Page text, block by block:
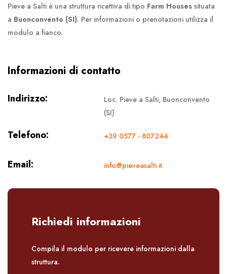
Pieve a Salti è una struttura ricettiva di tipo Farm Houses situata
a Buonconvento (SI). Per informazioni o prenotazioni utilizza il
modulo a fianco.
Informazioni di contatto
Indirizzo:
Loc. Pieve a Salti, Buonconvento
(SI)
Telefono: +39 0577 - 807244
Email: info@pieveasalti.it
Richiedi informazioni
Compila il modulo per ricevere informazioni dalla
struttura.